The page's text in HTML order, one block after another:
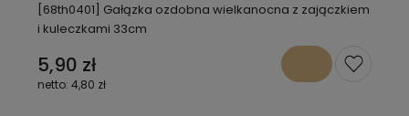
[68th0401] Gałązka ozdobna wielkanocna z zajączkiem
i kuleczkami 33cm
5,90 zł
4,80 zł